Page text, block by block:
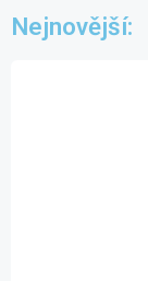
Nejnovější: